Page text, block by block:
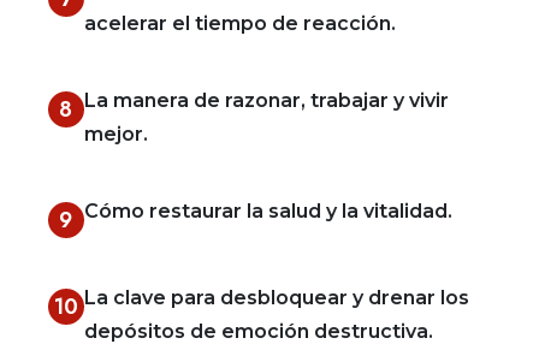
acelerar el tiempo de reacción.
8
La manera de razonar, trabajar y vivir
mejor.
9 Cómo restaurar la salud y la vitalidad.
10 La clave para desbloquear y drenar los
depósitos de emoción destructiva.